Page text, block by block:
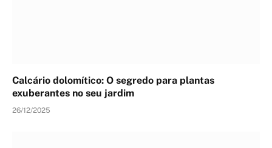
Calcário dolomítico: O segredo para plantas
exuberantes no seu jardim
26/12/2025